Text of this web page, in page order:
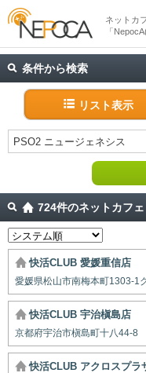
ネットカ
「
条件から検索
リスト表示
PSO2 ニュージェネシス
724件のネットカフェ
快活CLUB 愛媛重信店
愛媛県松山市南梅本町1303-1
快活CLUB 宇治槇島店
京都府宇治市槇島町十八44-8
快活CLUB アクロスプラ